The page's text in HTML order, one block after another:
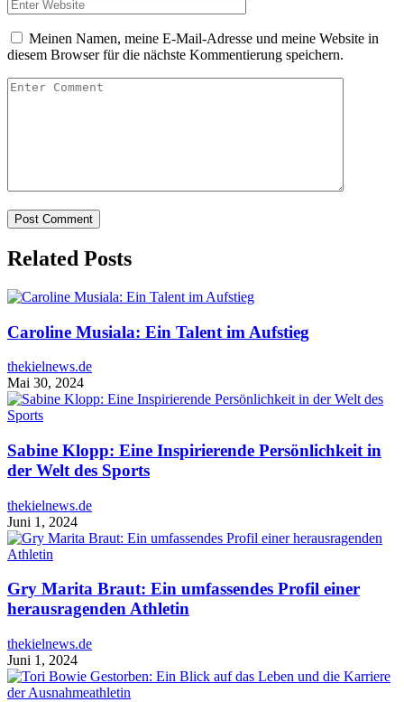
Meinen Namen, meine E-Mail-Adresse und meine Website in
diesem Browser für die nächste Kommentierung speichern.
Related Posts
Caroline Musiala: Ein Talent im Aufstieg
thekielnews.de
Mai 30, 2024
Sabine Klopp: Eine Inspirierende Persönlichkeit in
der Welt des Sports
thekielnews.de
Juni 1, 2024
Gry Marita Braut: Ein umfassendes Profil einer
herausragenden Athletin
thekielnews.de
Juni 1, 2024